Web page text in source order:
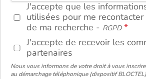
J'accepte que les
utilisées pour me
de ma recherche - RGPD
J'accepte de recevoir les
partenaires
Nous vous informons de votre droit à vous
au démarchage téléphonique (dispositif